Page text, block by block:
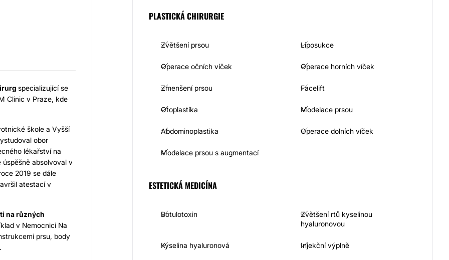
specializující se
Clinic v Praze, kde
škole a Vyšší
obor
lékařství na
absolvoval v
2019 se dále
atestací v
na různých
v Nemocnici Na
prsu, body
PLASTICKÁ CHIRURGIE
Zvětšení prsou Liposukce
Operace očních víček Operace horních víček
Zmenšení prsou Facelift
Otoplastika Modelace prsou
Abdominoplastika Operace dolních víček
Modelace prsou s augmentací
ESTETICKÁ MEDICÍNA
Botulotoxin
Zvětšení rtů kyselinou
hyaluronovou
Kyselina hyaluronová Injekční výplně